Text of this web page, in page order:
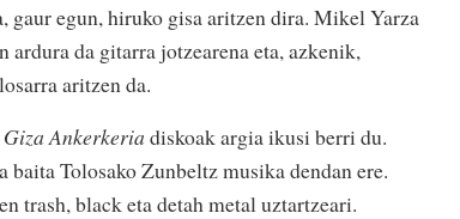
egun, hiruko gisa aritzen dira. Mikel Yarza
ardura da gitarra jotzearena eta, azkenik,
aritzen da.
Giza Ankerkeria diskoak argia ikusi berri du.
baita Tolosako Zunbeltz musika dendan ere.
trash, black eta detah metal uztartzeari.